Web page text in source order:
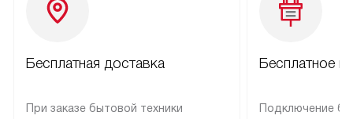
Бесплатная доставка
При заказе бытовой техники
Бесплатное
Подключение